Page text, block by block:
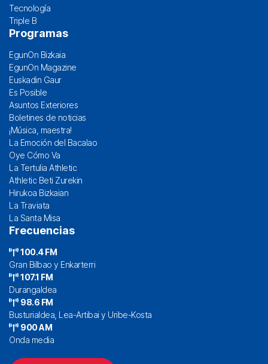
Tecnología
Triple B
Programas
EgunOn Bizkaia
EgunOn Magazine
Euskadin Gaur
Es Posible
Asuntos Exteriores
Boletines de noticias
¡Música, maestra!
La Emoción del Bacalao
Oye Cómo Va
La Tertulia Athletic
Athletic Beti Zurekin
Hirukoa Bizkaian
La Traviata
La Santa Misa
Frecuencias
100.4 FM
Gran Bilbao y Enkarterri
107.1 FM
Durangaldea
98.6 FM
Busturialdea, Lea-Artibai y Uribe-Kosta
900 AM
Onda media